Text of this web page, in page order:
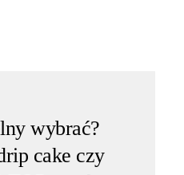
wybrać?
cake czy